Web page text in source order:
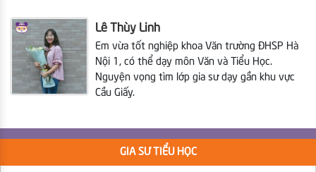
Lê Thùy Linh
Em vừa tốt nghiệp khoa Văn trường ĐHSP Hà
Nội 1, có thể dạy môn Văn và Tiểu Học.
Nguyện vọng tìm lớp gia sư dạy gần khu vực
Cầu Giấy.
GIA SƯ TIỂU HỌC